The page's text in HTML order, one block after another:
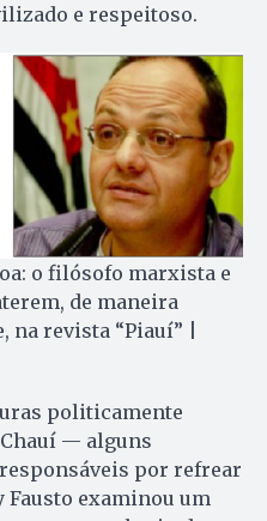
e respeitoso.
o filósofo marxista e
de maneira
revista “Piauí” |
politicamente
— alguns
por refrear
Fausto examinou um